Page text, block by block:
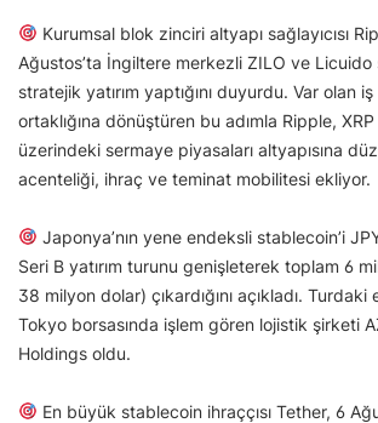
Kurumsal blok zinciri altyapı sağlayıcısı
Ağustos’ta İngiltere merkezli ZILO ve
stratejik yatırım yaptığını duyurdu. Var olan
ortaklığına dönüştüren bu adımla Ripple,
üzerindeki sermaye piyasaları altyapısına
acenteliği, ihraç ve teminat mobilitesi ekliyor.
Japonya’nın yene endeksli stablecoin’i
Seri B yatırım turunu genişleterek toplam 6
38 milyon dolar) çıkardığını açıkladı. Turdaki
Tokyo borsasında işlem gören lojistik şirketi
Holdings oldu.
En büyük stablecoin ihraççısı Tether, 6